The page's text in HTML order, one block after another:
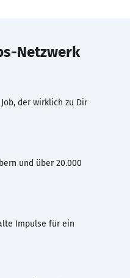
Netzwerk
der wirklich zu Dir
und über 20.000
Impulse für ein